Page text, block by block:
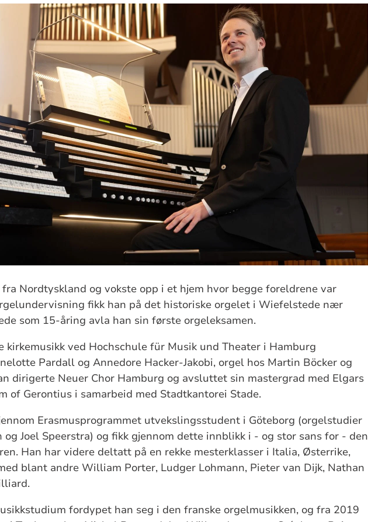
Nordtyskland og vokste opp i et hjem hvor begge foreldrene var
fikk han på det historiske orgelet i Wiefelstede nær
som 15-åring avla han sin første orgeleksamen.
kirkemusikk ved Hochschule für Musik und Theater i Hamburg
Pardall og Annedore Hacker-Jakobi, orgel hos Martin Böcker og
dirigerte Neuer Chor Hamburg og avsluttet sin mastergrad med Elgars
of Gerontius i samarbeid med Stadtkantorei Stade.
Erasmusprogrammet utvekslingsstudent i Göteborg (orgelstudier
og Joel Speerstra) og fikk gjennom dette innblikk i - og stor sans for - den
Han har videre deltatt på en rekke mesterklasser i Italia, Østerrike,
blant andre William Porter, Ludger Lohmann, Pieter van Dijk, Nathan
fordypet han seg i den franske orgelmusikken, og fra 2019